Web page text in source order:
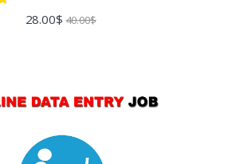
28.00$ 40.00$